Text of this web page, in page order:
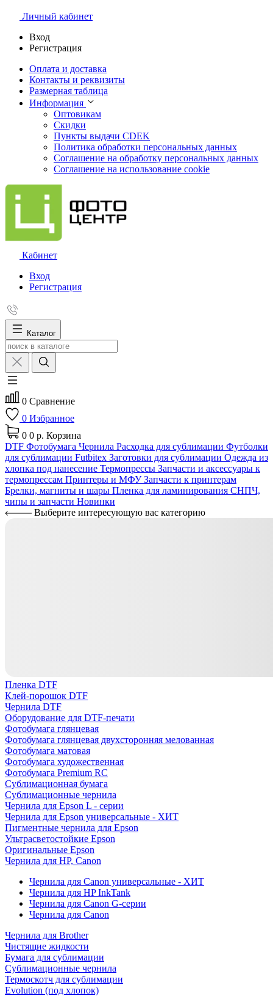
Личный кабинет
Вход
Регистрация
Оплата и доставка
Контакты и реквизиты
Размерная таблица
Информация
Оптовикам
Скидки
Пункты выдачи CDEK
Политика обработки персональных данных
Соглашение на обработку персональных данных
Соглашение на использование cookie
Кабинет
Вход
Регистрация
Каталог
0 Сравнение
0 Избранное
0 0 р. Корзина
DTF Фотобумага Чернила Расходка для сублимации Футболки
для сублимации Futbitex Заготовки для сублимации Одежда из
хлопка под нанесение Термопрессы Запчасти и аксессуары к
термопрессам Принтеры и МФУЗапчасти к принтерам
Брелки, магниты и шары Пленка для ламинирования СНПЧ,
чипы и запчасти Новинки
Выберите интересующую вас категорию
Пленка DTF
Клей-порошок DTF
Чернила DTF
Оборудование для DTF-печати
Фотобумага глянцевая
Фотобумага глянцевая двухсторонняя мелованная
Фотобумага матовая
Фотобумага художественная
Фотобумага Premium RC
Сублимационная бумага
Сублимационные чернила
Чернила для Epson L - серии
Чернила для Epson универсальные - ХИТ
Пигментные чернила для Epson
Ультрасветостойкие Epson
Оригинальные Epson
Чернила для HP, Canon
Чернила для Canon универсальные - ХИТ
Чернила для HP InkTank
Чернила для Canon G-серии
Чернила для Canon
Чернила для Brother
Чистящие жидкости
Бумага для сублимации
Сублимационные чернила
Термоскотч для сублимации
Evolution (под хлопок)